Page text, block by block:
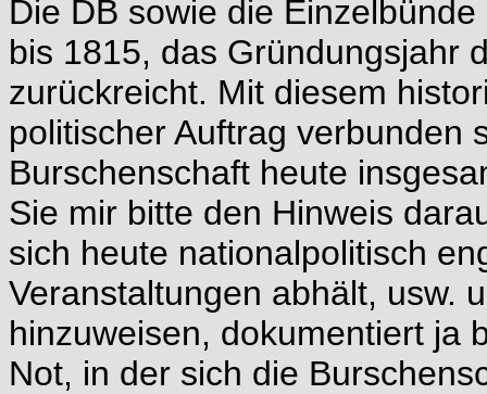
Die DB sowie die
bis 1815, das Gründungsjahr
zurückreicht. Mit diesem
politischer Auftrag verbunden
Burschenschaft heute
Sie mir bitte den Hinweis
sich heute nationalpolitisch
Veranstaltungen abhält, usw.
hinzuweisen, dokumentiert ja
Not, in der sich die